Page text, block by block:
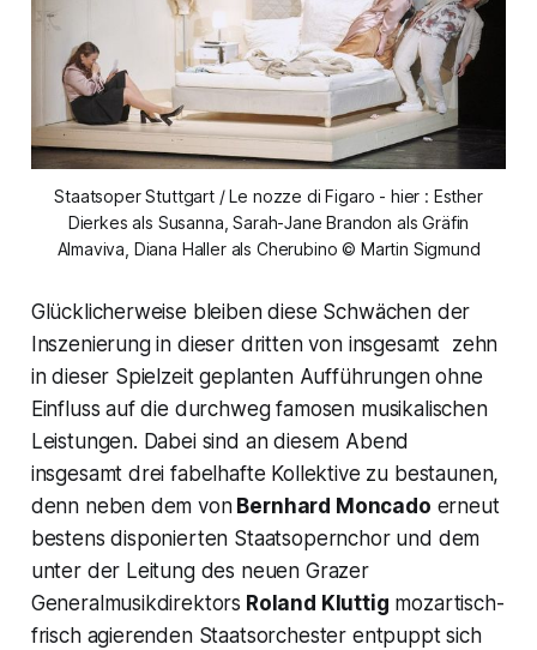
Staatsoper Stuttgart / Le nozze di Figaro - hier : Esther
Dierkes als Susanna, Sarah-Jane Brandon als Gräfin
Almaviva, Diana Haller als Cherubino © Martin Sigmund
Glücklicherweise bleiben diese Schwächen der
Inszenierung in dieser dritten von insgesamt zehn
in dieser Spielzeit geplanten Aufführungen ohne
Einfluss auf die durchweg famosen musikalischen
Leistungen. Dabei sind an diesem Abend
insgesamt drei fabelhafte Kollektive zu bestaunen,
denn neben dem vonBernhard Moncado erneut
bestens disponierten Staatsopernchor und dem
unter der Leitung des neuen Grazer
Generalmusikdirektors Roland Kluttig mozartisch-
frisch agierenden Staatsorchester entpuppt sich